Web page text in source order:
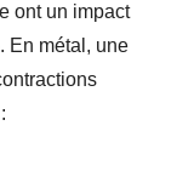
ont un impact
En métal, une